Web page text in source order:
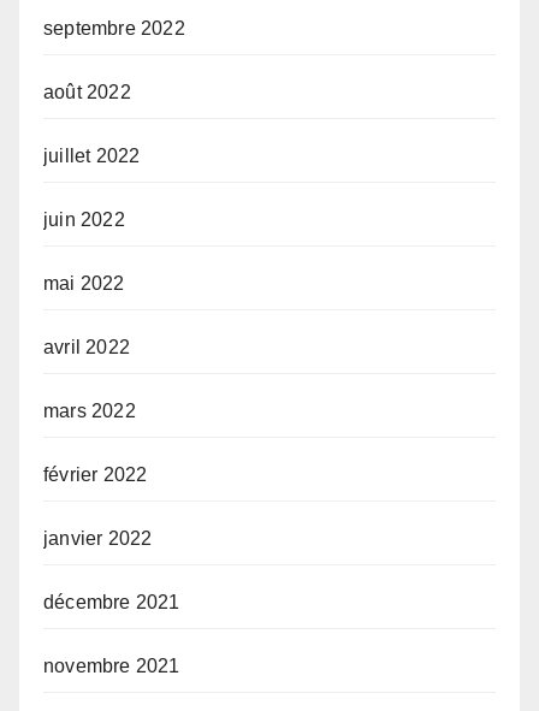
septembre 2022
août 2022
juillet 2022
juin 2022
mai 2022
avril 2022
mars 2022
février 2022
janvier 2022
décembre 2021
novembre 2021